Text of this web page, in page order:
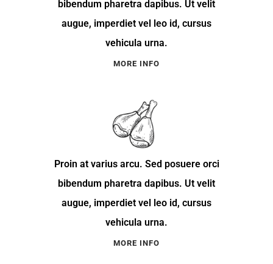
bibendum pharetra dapibus. Ut velit
augue, imperdiet vel leo id, cursus
vehicula urna.
MORE INFO
Proin at varius arcu. Sed posuere orci
bibendum pharetra dapibus. Ut velit
augue, imperdiet vel leo id, cursus
vehicula urna.
MORE INFO